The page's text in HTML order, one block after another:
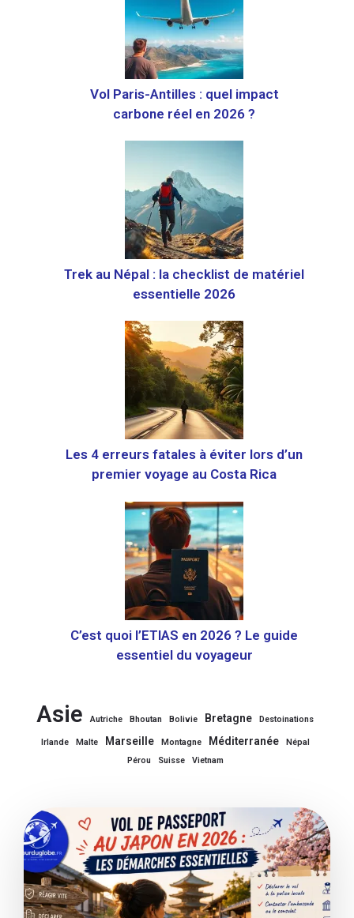
Vol Paris-Antilles : quel impact
carbone réel en 2026 ?
Trek au Népal : la checklist de matériel
essentielle 2026
Les 4 erreurs fatales à éviter lors d’un
premier voyage au Costa Rica
C’est quoi l’ETIAS en 2026 ? Le guide
essentiel du voyageur
Asie Autriche Bhoutan Bolivie Bretagne Destoinations
Irlande Malte Marseille Montagne Méditerranée
Népal
Pérou
Suisse Vietnam